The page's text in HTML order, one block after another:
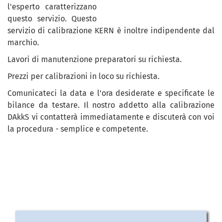
l'esperto caratterizzano
questo servizio. Questo
servizio di calibrazione KERN è inoltre indipendente dal
marchio.
Lavori di manutenzione preparatori su richiesta.
Prezzi per calibrazioni in loco su richiesta.
Comunicateci la data e l'ora desiderate e specificate le
bilance da testare. Il nostro addetto alla calibrazione
DAkkS vi contatterà immediatamente e discuterà con voi
la procedura - semplice e competente.